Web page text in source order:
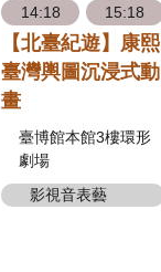
14:18
15:18
【北臺紀遊】康熙
臺灣輿圖沉浸式動
畫
臺博館本館3樓環形
劇場
影視音表藝